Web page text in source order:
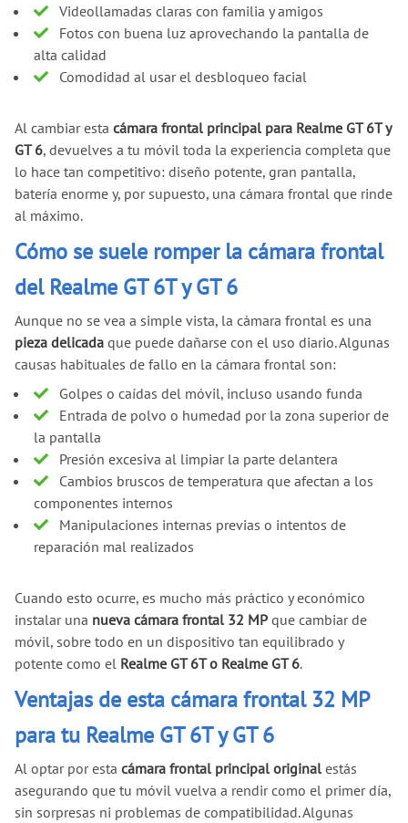
Videollamadas claras con familia y amigos
Fotos con buena luz aprovechando la pantalla de
alta calidad
Comodidad al usar el desbloqueo facial
Al cambiar esta cámara frontal principal para Realme GT 6T y
GT 6, devuelves a tu móvil toda la experiencia completa que
lo hace tan competitivo: diseño potente, gran pantalla,
batería enorme y, por supuesto, una cámara frontal que rinde
al máximo.
Cómo se suele romper la cámara frontal
del Realme GT 6T y GT 6
Aunque no se vea a simple vista, la cámara frontal es una
pieza delicada que puede dañarse con el uso diario. Algunas
causas habituales de fallo en la cámara frontal son:
Golpes o caídas del móvil, incluso usando funda
Entrada de polvo o humedad por la zona superior de
la pantalla
Presión excesiva al limpiar la parte delantera
Cambios bruscos de temperatura que afectan a los
componentes internos
Manipulaciones internas previas o intentos de
reparación mal realizados
Cuando esto ocurre, es mucho más práctico y económico
instalar una nueva cámara frontal 32 MP que cambiar de
móvil, sobre todo en un dispositivo tan equilibrado y
potente como el Realme GT 6T o Realme GT 6.
Ventajas de esta cámara frontal 32 MP
para tu Realme GT 6T y GT 6
Al optar por esta cámara frontal principal original estás
asegurando que tu móvil vuelva a rendir como el primer día,
sin sorpresas ni problemas de compatibilidad. Algunas